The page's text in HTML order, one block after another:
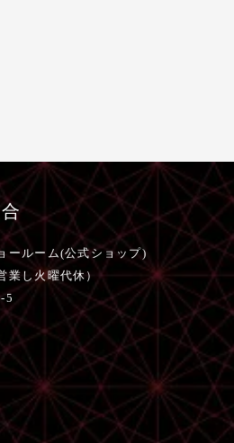
ルーム(公式ショップ)
業し火曜代休）
5